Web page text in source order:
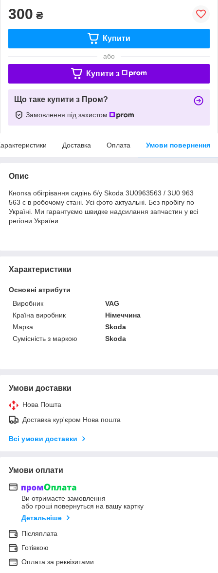
300 ₴
Купити
або
Купити з
Що таке купити з Пром?
Замовлення під захистом
Доставка Оплата Умови повернення
Опис
Кнопка обігрівання сидінь б/у Skoda 3U0963563 / 3U0 963
563 є в робочому стані. Усі фото актуальні. Без пробігу по
Україні. Ми гарантуємо швидке надсилання запчастин у всі
регіони України.
Характеристики
Основні атрибути
Виробник
VAG
Країна виробник
Німеччина
Марка
Skoda
Сумісність з маркою
Skoda
Умови доставки
Нова Пошта
Доставка кур'єром Нова пошта
Всі умови доставки
Умови оплати
Ви отримаєте замовлення
або гроші повернуться на вашу картку
Детальніше
Післяплата
Готівкою
Оплата за реквізитами